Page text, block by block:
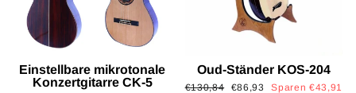
Einstellbare mikrotonale
Konzertgitarre CK-5
Oud-Ständer KOS-204
Normaler
€130,84 Sonderpreis
€86,93 Sparen €43,91